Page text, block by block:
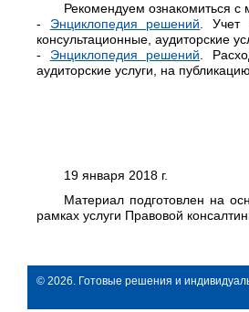
Рекомендуем ознакомиться с
- Энциклопедия решений .
консультационные, аудиторские
- Энциклопедия решений .
аудиторские услуги, на
19 января 2018 г.
Материал подготовлен на
рамках услуги Правовой
© 2026. Готовые решения и